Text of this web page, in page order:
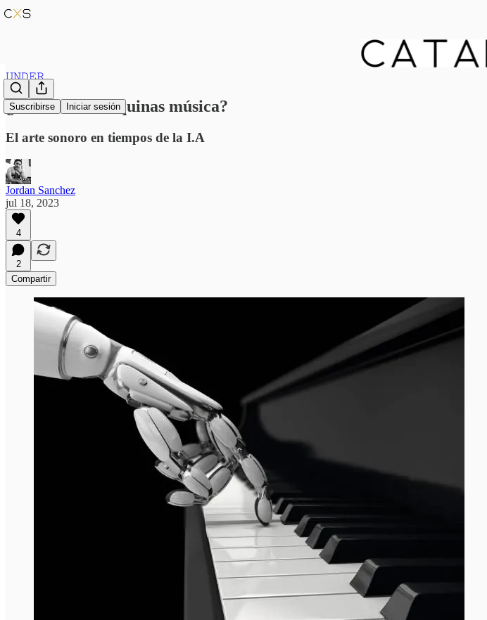
Suscribirse Iniciar sesión
𝚄𝙽𝙳𝙴𝚁
¿Sueñan las máquinas música?
El arte sonoro en tiempos de la I.A
Jordan Sanchez
jul 18, 2023
4
2
Compartir